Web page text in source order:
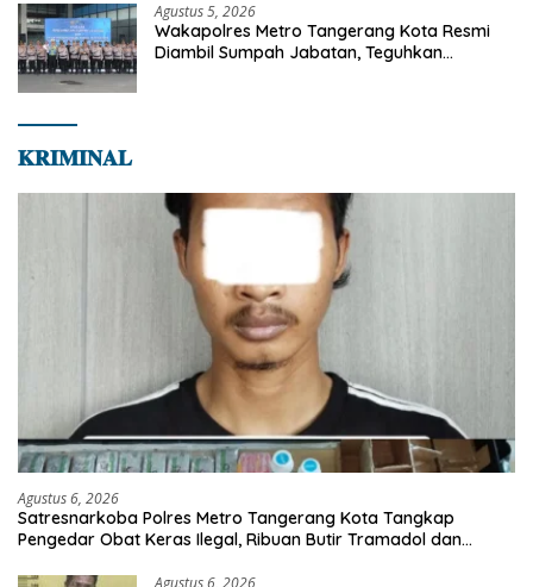
Agustus 5, 2026
Wakapolres Metro Tangerang Kota Resmi
Diambil Sumpah Jabatan, Teguhkan
𝐊𝐑𝐈𝐌𝐈𝐍𝐀𝐋
Agustus 6, 2026
Satresnarkoba Polres Metro Tangerang Kota Tangkap
Pengedar Obat Keras Ilegal, Ribuan Butir Tramadol dan